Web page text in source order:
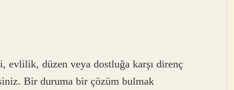
evlilik, düzen veya dostluğa karşı direnç
Bir duruma bir çözüm bulmak